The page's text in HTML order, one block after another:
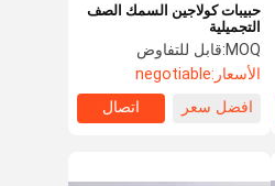
حبيبات كولاجين السمك الصف
التجميلية
MOQ: قابل للتفاوض
الأسعار:negotiable
افضل سعر
اتصال